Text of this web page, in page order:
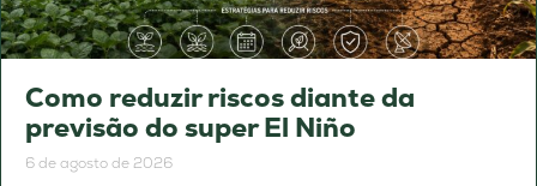
Como reduzir riscos diante da
previsão do super El Niño
6 de agosto de 2026